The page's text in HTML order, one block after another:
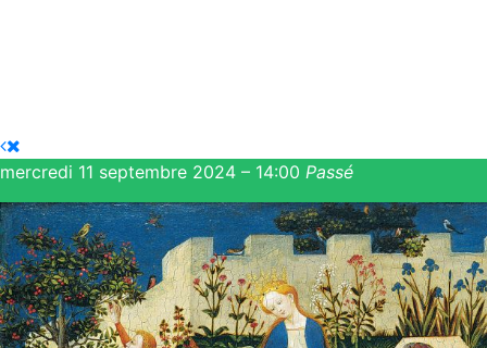
mercredi 11 septembre 2024 – 14:00 Passé